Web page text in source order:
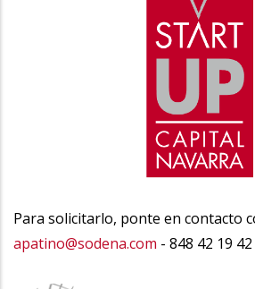
Para solicitarlo, ponte en contacto
apatino@sodena.com - 848 42 19 42